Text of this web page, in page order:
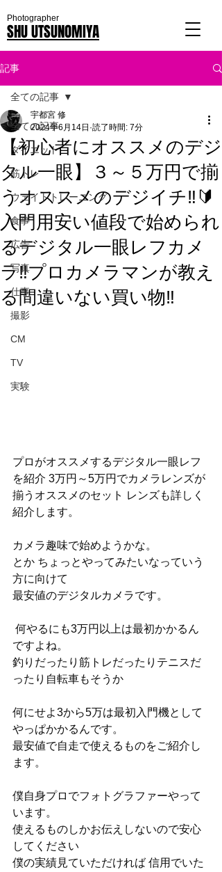
SHU UTSUNOMIYA
Photographer
記事
全ての記事
ダイエット
筋トレ
ウェイトトレーニング
食事
広告
写真
仕事
撮影
CM
TV
実験
全ての記事
【初心者にオススメのデジ
タル一眼】３～５万円で揃
うオススメのデジイチ‼🔰
入門用安い値段で始められ
るデジタル一眼レフカメ
ラ‼プロカメラマンが教え
る間違いない買い物‼
宇都宮 修
2024年6月14日 読了時間: 7分
プロがオススメするデジタル一眼レフ
を紹介 3万円～5万円でカメラレンズが
揃うオススメのセット レンズも詳しく
紹介します。
カメラ趣味で始めようかな。
とか ちょっとやってみたいなっていう
方に向けて
最安値のデジタルカメラです。
ですよね。
釣りだったり筋トレだったりテニスだ
ったり自転車もそうか
何にせよ3から5万は最初入門機として
やっぱかかるんです。
最安値で自走で使えるものをご紹介し
ます。
僕自身プロでフォトグラファーやって
います。
使えるものしかお伝えしないので安心
してください
僕の実績見ていただければ 信用でいた